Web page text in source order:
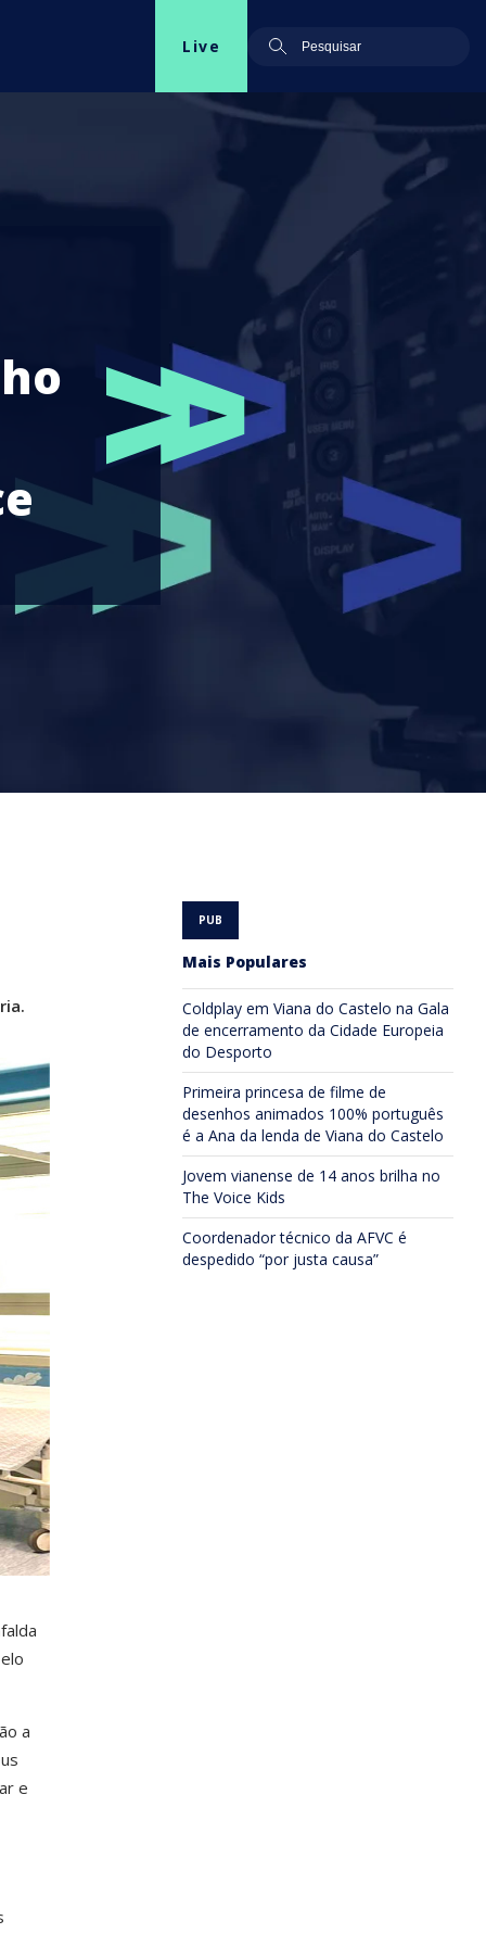
Live
a
e
Mais Populares
Coldplay em Viana do Castelo na Gala
de encerramento da Cidade Europeia
do Desporto
Primeira princesa de filme de
desenhos animados 100% português
é a Ana da lenda de Viana do Castelo
Jovem vianense de 14 anos brilha no
The Voice Kids
Coordenador técnico da AFVC é
despedido “por justa causa”